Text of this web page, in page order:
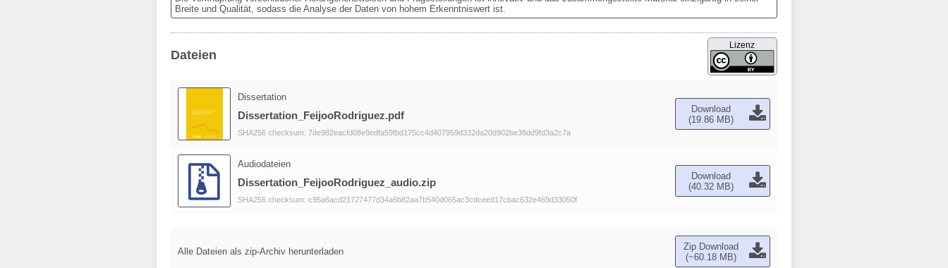
Breite und Qualität, sodass die Analyse der Daten von hohem Erkenntniswert ist.
Dateien
Lizenz
Dissertation
Dissertation_FeijooRodriguez.pdf
SHA256 checksum: 7de982eacfd08e9edfa59fbd175cc4d407959d332da20d902be38dd9fd3a2c7a
Download
(19.86 MB)
Audiodateien
Dissertation_FeijooRodriguez_audio.zip
SHA256 checksum: c95a6acd21727477d34a6b82aa7b540d065ac3cdceed17cbac632e469d33050f
Download
(40.32 MB)
Alle Dateien als zip-Archiv herunterladen
Zip Download
(~60.18 MB)